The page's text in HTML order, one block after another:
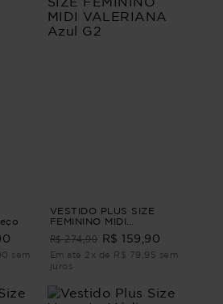
sem
VESTIDO PLUS SIZE
FEMININO MIDI
VALERIANA Azul G2
R$ 274,90 R$ 159,90
Em até 2x de R$ 79,95 sem
juros